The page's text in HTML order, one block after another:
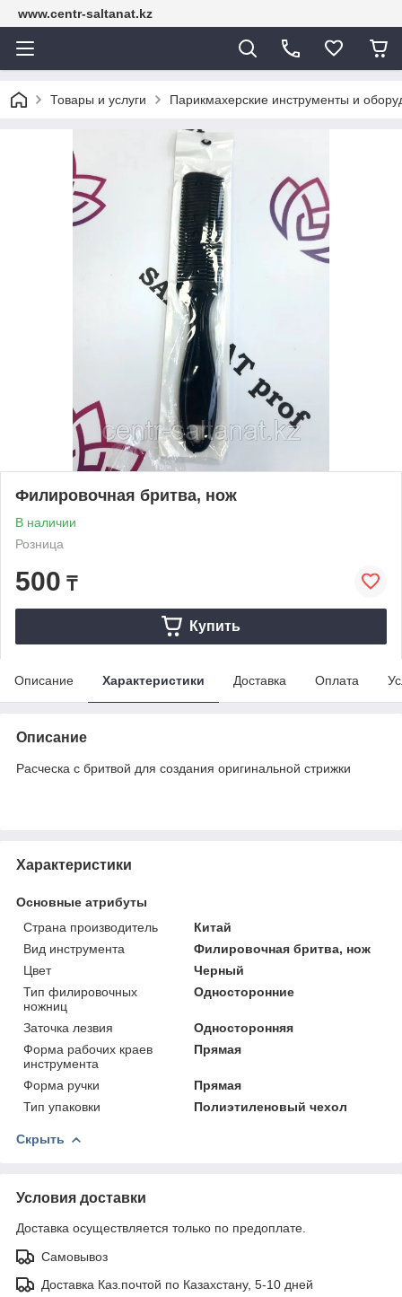
www.centr-saltanat.kz
Товары и услуги Парикмахерские инструменты и
Филировочная бритва, нож
В наличии
Розница
500 ₸
Купить
Описание Характеристики Доставка Оплата
Описание
Расческа с бритвой для создания оригинальной стрижки
Характеристики
Основные атрибуты
Страна производитель
Китай
Вид инструмента
Филировочная бритва, нож
Цвет
Черный
Тип филировочных
ножниц
Односторонние
Заточка лезвия
Односторонняя
Форма рабочих краев
инструмента
Прямая
Форма ручки
Прямая
Тип упаковки
Полиэтиленовый чехол
Скрыть
Условия доставки
Доставка осуществляется только по предоплате.
Самовывоз
Доставка Каз.почтой по Казахстану, 5-10 дней